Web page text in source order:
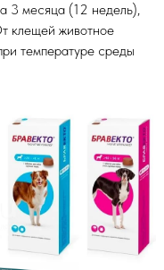
3 месяца (12 недель),
клещей животное
температуре среды